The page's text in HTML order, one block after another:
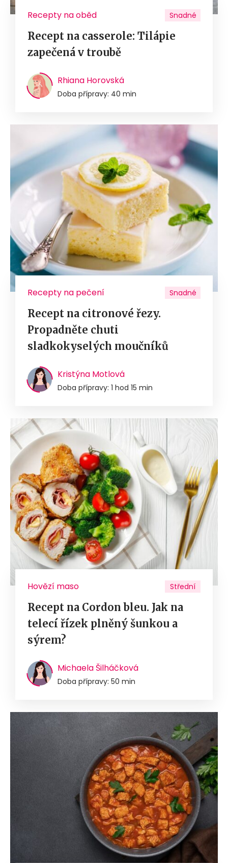
Recepty na oběd Snadné
Recept na casserole: Tilápie
zapečená v troubě
Rhiana Horovská
Doba přípravy: 40 min
Recepty na pečení Snadné
Recept na citronové řezy.
Propadněte chuti
sladkokyselých moučníků
Kristýna Motlová
Doba přípravy: 1 hod 15 min
Hovězí maso Střední
Recept na Cordon bleu. Jak na
telecí řízek plněný šunkou a
sýrem?
Michaela Šilháčková
Doba přípravy: 50 min